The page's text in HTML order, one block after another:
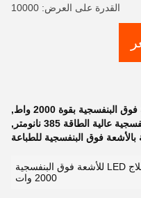
القدرة على العرض: 10000
,
الطاقة 385 نانومتر
,
فوق البنفسجية للطباعة
مصباح علاج LED للأشعة فوق البنفسجية
2000 وات